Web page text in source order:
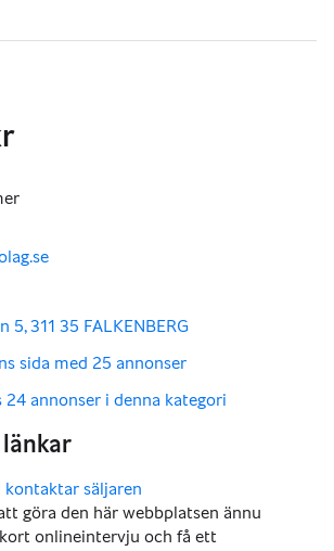
5, 311 35 FALKENBERG
sida med 25 annonser
24 annonser i denna kategori
göra den här webbplatsen ännu
onlineintervju och få ett